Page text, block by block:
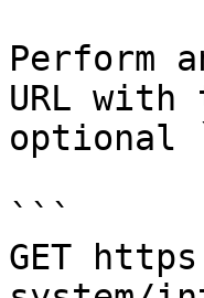
Perform
URL
optional
```
GET